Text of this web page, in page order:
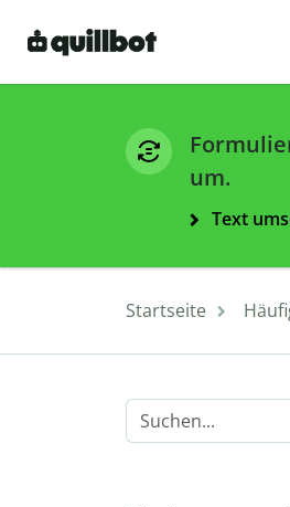
um.
Text
Startseite